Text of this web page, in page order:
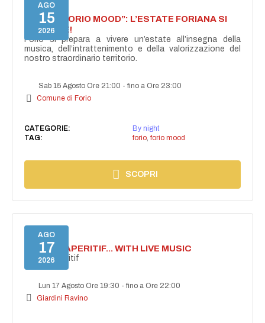
AGO
15
2026
NASCE “FORIO MOOD”: L’ESTATE FORIANA SI
ACCENDE!
Forio si prepara a vivere un’estate all’insegna della
musica, dell’intrattenimento e della valorizzazione del
nostro straordinario territorio.
Sab 15 Agosto Ore 21:00 -fino a Ore 23:00
Comune di Forio
CATEGORIE:
By night
TAG:
forio, forio mood
SCOPRI
AGO
17
2026
SECRET APERITIF... WITH LIVE MUSIC
Secret aperitif
Lun 17 Agosto Ore 19:30 -fino a Ore 22:00
Giardini Ravino